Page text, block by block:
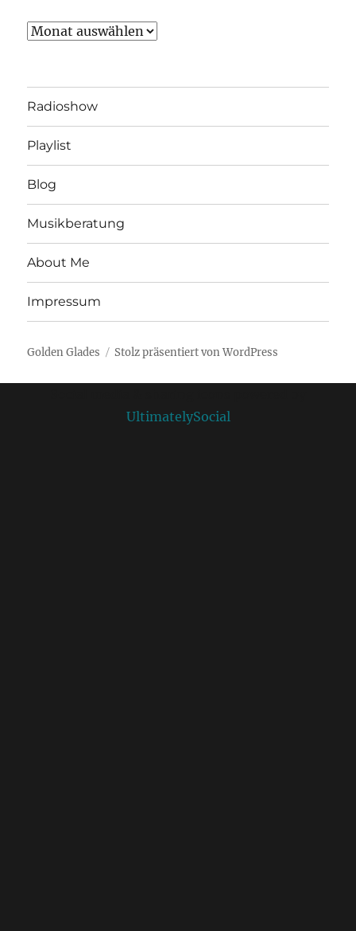
Archiv
Radioshow
Playlist
Blog
Musikberatung
About Me
Impressum
Golden Glades Stolz präsentiert von WordPress
UltimatelySocial